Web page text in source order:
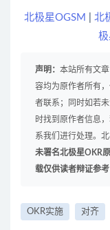
北极星OGSM 北
声明： 本站所有文
容均为原作者所有
者联系；同时如若
时找到原作者信息
系我们进行处理。
未署名北极星OKR
载仅供读者辩证参考
OKR实施 对齐